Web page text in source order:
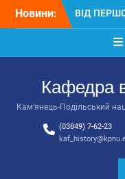
Новини:
Кафедра
Кам'янець-Подільський
(03849) 7-62-23